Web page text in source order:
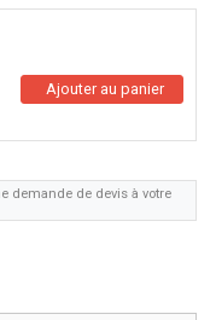
demande de devis à votre
Ajouter au panier